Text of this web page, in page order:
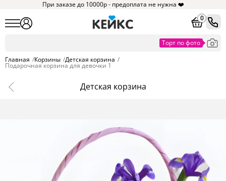
При заказе до 10000р - предоплата не нужна ❤️
0
Главная /Корзины /Детская корзина /
Подарочная корзина для девочки 1
Детская корзина